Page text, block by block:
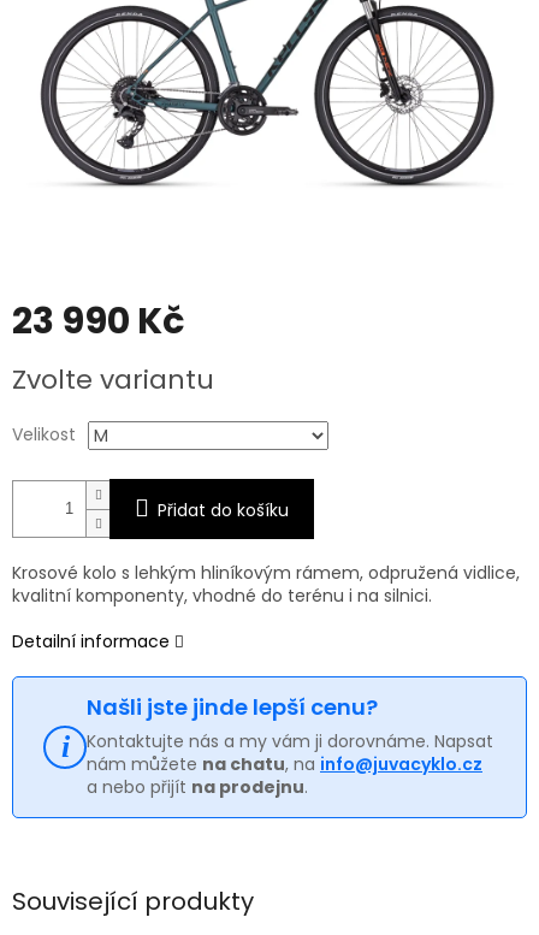
23 990 Kč
cena:
Zvolte variantu
Velikost
Přidat do košíku
Krosové kolo s lehkým hliníkovým rámem, odpružená vidlice,
kvalitní komponenty, vhodné do terénu i na silnici.
Detailní informace
Našli jste jinde lepší cenu?
Kontaktujte nás a my vám ji dorovnáme. Napsat
nám můžete na chatu, na info@juvacyklo.cz
a nebo přijít na prodejnu.
Související produkty